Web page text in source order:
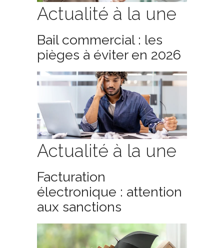
Actualité à la une
Bail commercial : les
pièges à éviter en 2026
Actualité à la une
Facturation
électronique : attention
aux sanctions